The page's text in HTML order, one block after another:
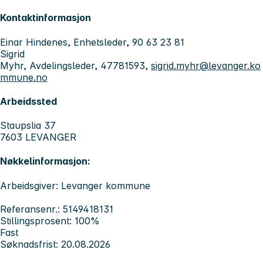
Kontaktinformasjon
Einar Hindenes, Enhetsleder, 90 63 23 81
Sigrid
Myhr, Avdelingsleder, 47781593, sigrid.myhr@levanger.ko
mmune.no
Arbeidssted
Staupslia 37
7603 LEVANGER
Nøkkelinformasjon:
Arbeidsgiver: Levanger kommune
Referansenr.: 5149418131
Stillingsprosent: 100%
Fast
Søknadsfrist: 20.08.2026